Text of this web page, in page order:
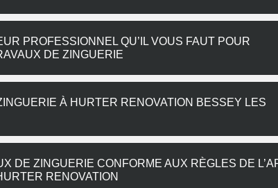
PROFESSIONNEL QU’IL VOUS FAUT POUR
DE ZINGUERIE
À HURTER RENOVATION BESSEY LES
DE ZINGUERIE CONFORME AUX RÈGLES DE
RENOVATION